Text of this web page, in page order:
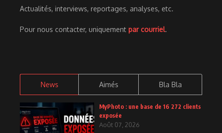
Actualités, interviews, reportages, analyses, etc.
Pour nous contacter, uniquement par courriel.
News Aimés Bla Bla
MyPhoto : une base de 16 272 clients
exposée
Août 07, 2026